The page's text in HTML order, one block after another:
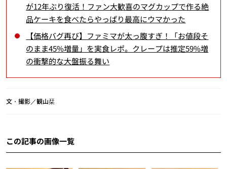
が12年ぶり復活！ファン大歓喜のマグカップで作る絶
品ケーキを食べたらやっぱり最高にウマかった
【価格バグ再び】ファミマが太っ腹すぎ！「お値段そ
のまま45%増量」を実食レポ。クレープは推定59%増
の衝撃的な大盤振る舞い
文・撮影／観山栞
この記事の画像一覧